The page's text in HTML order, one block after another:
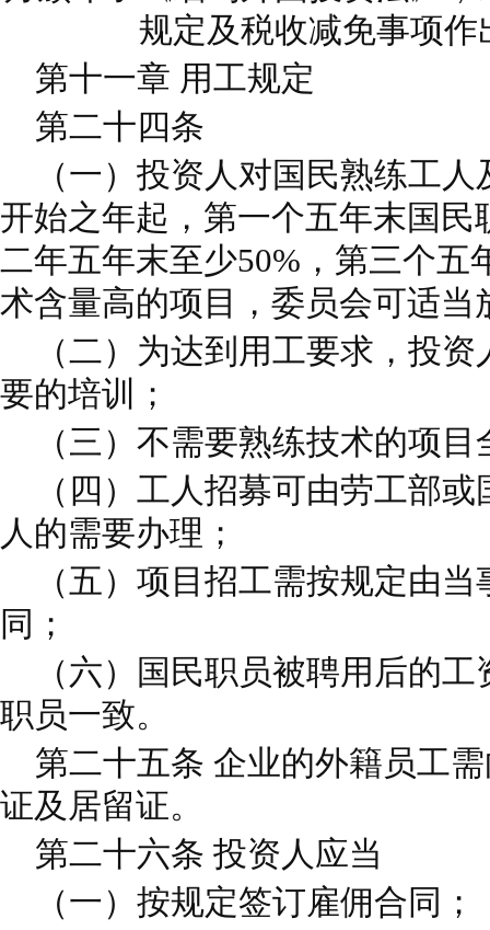
规定及税收减免事项作
第十一章 用工规定
第二十四条
（一）投资人对国民熟练工人
开始之年起，第一个五年末国民
二年五年末至少50%，第三个五
术含量高的项目，委员会可适当
（二）为达到用工要求，投资
要的培训；
（三）不需要熟练技术的项目
（四）工人招募可由劳工部或
人的需要办理；
（五）项目招工需按规定由当
同；
（六）国民职员被聘用后的工
职员一致。
第二十五条 企业的外籍员工
证及居留证。
第二十六条 投资人应当
（一）按规定签订雇佣合同；